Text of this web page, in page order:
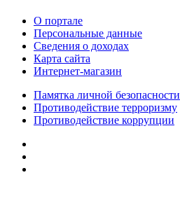
О портале
Персональные данные
Сведения о доходах
Карта сайта
Интернет-магазин
Памятка личной безопасности
Противодействие терроризму
Противодействие коррупции